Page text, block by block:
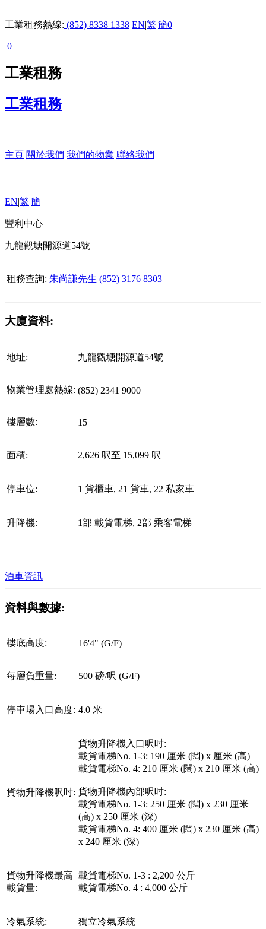
工業租務熱線: (852) 8338 1338 EN|繁|簡0
0
工業租務
工業租務
主頁 關於我們 我們的物業 聯絡我們
EN|繁|簡
豐利中心
九龍觀塘開源道54號
租務查詢: 朱尚謙先生 (852) 3176 8303
大廈資料:
地址: 九龍觀塘開源道54號
物業管理處熱線: (852) 2341 9000
樓層數: 15
面積: 2,626 呎至 15,099 呎
停車位: 1 貨櫃車, 21 貨車, 22 私家車
升降機: 1部 載貨電梯, 2部 乘客電梯
泊車資訊
資料與數據:
樓底高度: 16'4" (G/F)
每層負重量: 500 磅/呎 (G/F)
停車場入口高度: 4.0 米
貨物升降機呎吋:
貨物升降機入口呎吋:
載貨電梯No. 1-3: 190 厘米 (闊) x 厘米 (高)
載貨電梯No. 4: 210 厘米 (闊) x 210 厘米 (高)
貨物升降機內部呎吋:
載貨電梯No. 1-3: 250 厘米 (闊) x 230 厘米
(高) x 250 厘米 (深)
載貨電梯No. 4: 400 厘米 (闊) x 230 厘米 (高)
x 240 厘米 (深)
貨物升降機最高
載貨量:
載貨電梯No. 1-3 : 2,200 公斤
載貨電梯No. 4 : 4,000 公斤
冷氣系統: 獨立冷氣系統